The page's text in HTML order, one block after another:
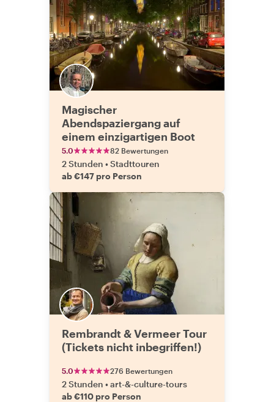
Magischer
Abendspaziergang auf
einem einzigartigen Boot
5.0 82 Bewertungen
2 Stunden •Stadttouren
ab €147 pro Person
Rembrandt & Vermeer Tour
(Tickets nicht inbegriffen!)
5.0 276 Bewertungen
2 Stunden •art-&-culture-tours
ab €110 pro Person